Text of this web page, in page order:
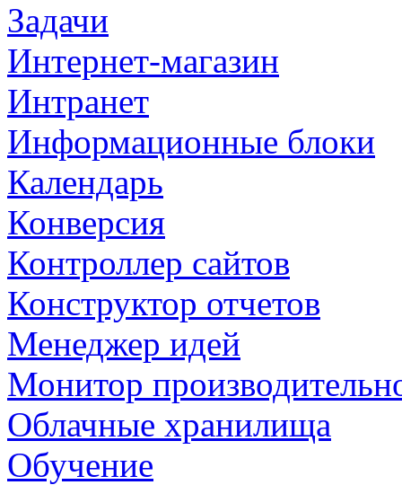
Задачи
Интернет-магазин
Интранет
Информационные блоки
Календарь
Конверсия
Контроллер сайтов
Конструктор отчетов
Менеджер идей
Монитор
Облачные хранилища
Обучение